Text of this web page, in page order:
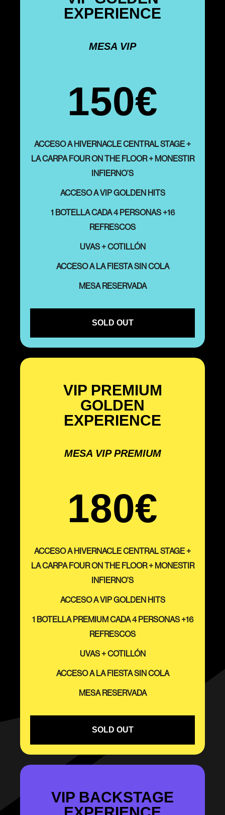
EXPERIENCE
MESA VIP
150€
ACCESO A HIVERNACLE CENTRAL STAGE +
LA CARPA FOUR ON THE FLOOR + MONESTIR
INFIERNO’S
ACCESO A VIP GOLDEN HITS
1 BOTELLA CADA 4 PERSONAS +16
REFRESCOS
UVAS + COTILLÓN
ACCESO A LA FIESTA SIN COLA
MESA RESERVADA
SOLD OUT
VIP PREMIUM
GOLDEN
EXPERIENCE
MESA VIP PREMIUM
180€
ACCESO A HIVERNACLE CENTRAL STAGE +
LA CARPA FOUR ON THE FLOOR + MONESTIR
INFIERNO’S
ACCESO A VIP GOLDEN HITS
1 BOTELLA PREMIUM CADA 4 PERSONAS +16
REFRESCOS
UVAS + COTILLÓN
ACCESO A LA FIESTA SIN COLA
MESA RESERVADA
SOLD OUT
VIP BACKSTAGE